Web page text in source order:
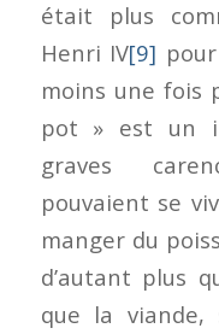
était plus
Henri IV[9]
moins une fois
pot » est un
graves
pouvaient se
manger du
d’autant plus
que la viande,